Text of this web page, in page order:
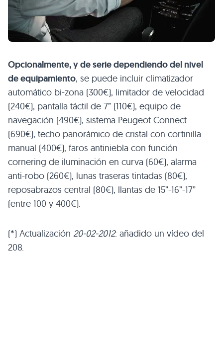
Opcionalmente, y de serie dependiendo del nivel
de equipamiento, se puede incluir climatizador
automático bi-zona (300€), limitador de velocidad
(240€), pantalla táctil de 7” (110€), equipo de
navegación (490€), sistema Peugeot Connect
(690€), techo panorámico de cristal con cortinilla
manual (400€), faros antiniebla con función
cornering de iluminación en curva (60€), alarma
anti-robo (260€), lunas traseras tintadas (80€),
reposabrazos central (80€), llantas de 15”-16”-17”
(entre 100 y 400€).
(*) Actualización 20-02-2012: añadido un vídeo del
208.